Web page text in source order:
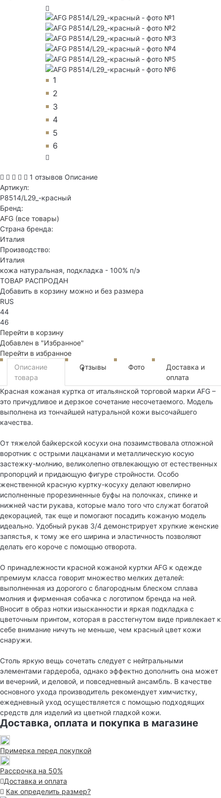
1
2
3
4
5
6
1 отзывов Описание
Артикул:
P8514/L29_-красный
Бренд:
AFG (все товары)
Страна бренда:
Италия
Производство:
Италия
кожа натуральная, подкладка - 100% п/э
ТОВАР РАСПРОДАН
Добавить в корзину можно и без размера
RUS
44
46
Перейти в корзину
Добавлен в "Избранное"
Перейти в избранное
Описание
товара
Отзывы
1 Фото
Доставка и
оплата
Красная кожаная куртка от итальянской торговой марки AFG –
это причудливое и дерзкое сочетание несочетаемого. Модель
выполнена из тончайшей натуральной кожи высочайшего
качества.
От тяжелой байкерской косухи она позаимствовала отложной
воротник с острыми лацканами и металлическую косую
застежку-молнию, великолепно отвлекающую от естественных
пропорций и придающую фигуре стройности. Особо
женственной красную куртку-косуху делают ювелирно
исполненные прорезиненные буфы на полочках, спинке и
нижней части рукава, которые мало того что служат богатой
декорацией, так еще и помогают посадить кожаную модель
идеально. Удобный рукав 3/4 демонстрирует хрупкие женские
запястья, к тому же его ширина и эластичность позволяют
делать его короче с помощью отворота.
О принадлежности красной кожаной куртки AFG к одежде
премиум класса говорит множество мелких деталей:
выполненная из дорогого с благородным блеском сплава
молния и фирменная собачка с логотипом бренда на ней.
Вносит в образ нотки изысканности и яркая подкладка с
цветочным принтом, которая в расстегнутом виде привлекает к
себе внимание ничуть не меньше, чем красный цвет кожи
снаружи.
Столь яркую вещь сочетать следует с нейтральными
элементами гардероба, однако эффектно дополнить она может
и вечерний, и деловой, и повседневный ансамбль. В качестве
основного ухода производитель рекомендует химчистку,
ежедневный уход осуществляется с помощью подходящих
средств для изделий из цветной гладкой кожи.
Доставка, оплата и покупка в магазине
Примерка перед покупкой
Рассрочка на 50%
Доставка и оплата
Как определить размер?